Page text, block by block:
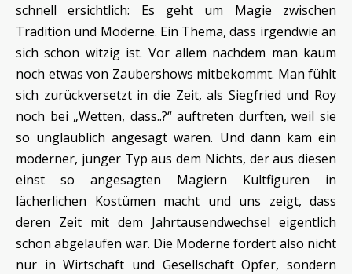
schnell ersichtlich: Es geht um Magie zwischen
Tradition und Moderne. Ein Thema, dass irgendwie an
sich schon witzig ist. Vor allem nachdem man kaum
noch etwas von Zaubershows mitbekommt. Man fühlt
sich zurückversetzt in die Zeit, als Siegfried und Roy
noch bei „Wetten, dass..?“ auftreten durften, weil sie
so unglaublich angesagt waren. Und dann kam ein
moderner, junger Typ aus dem Nichts, der aus diesen
einst so angesagten Magiern Kultfiguren in
lächerlichen Kostümen macht und uns zeigt, dass
deren Zeit mit dem Jahrtausendwechsel eigentlich
schon abgelaufen war. Die Moderne fordert also nicht
nur in Wirtschaft und Gesellschaft Opfer, sondern